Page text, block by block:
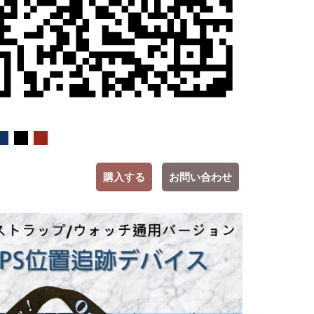
購入する お問い合わせ